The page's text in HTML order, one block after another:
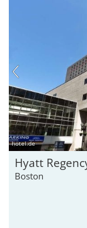
hotel.de
Hyatt
Boston